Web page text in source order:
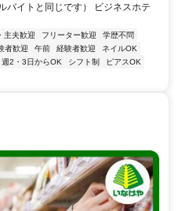
バイトと同じです） ビジネスホテ
主夫歓迎 フリーター歓迎
学歴不問
者歓迎 午前 経験者歓迎
ネイルOK
週2・3日からOK シフト制
ピアスOK